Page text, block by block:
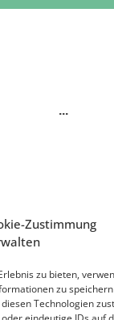
Zustimmung
zu bieten,
zu
Technologien
Jetzt spenden